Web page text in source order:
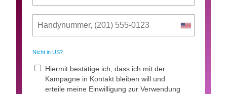
Nicht in US?
Hiermit bestätige ich, dass ich mit der
Kampagne in Kontakt bleiben will und
erteile meine Einwilligung zur Verwendung